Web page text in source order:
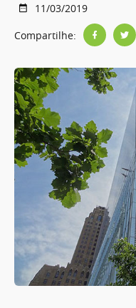
11/03/2019
Compartilhe: